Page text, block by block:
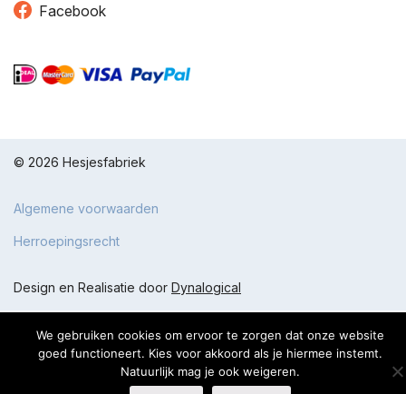
Facebook
© 2026 Hesjesfabriek
Algemene voorwaarden
Herroepingsrecht
Design en Realisatie door Dynalogical
De waardering van www.loopladders.nl bij
WebwinkelKeur Reviews
is 8.9/10 gebaseerd op 1307 reviews.
We gebruiken cookies om ervoor te zorgen dat onze website
goed functioneert. Kies voor akkoord als je hiermee instemt.
Natuurlijk mag je ook weigeren.